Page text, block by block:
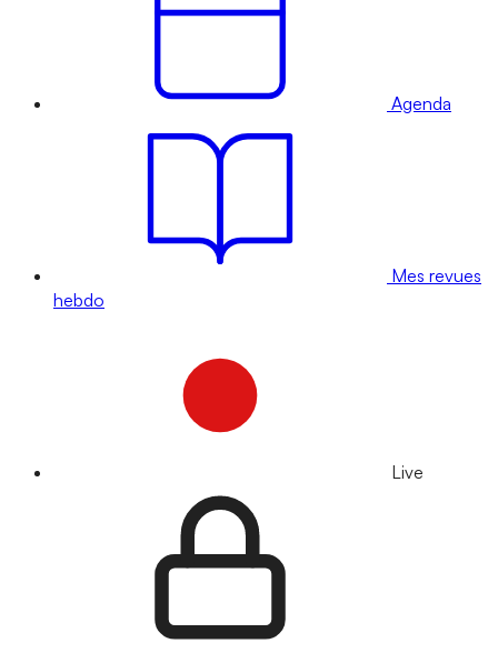
Agenda
Mes revues
hebdo
Live